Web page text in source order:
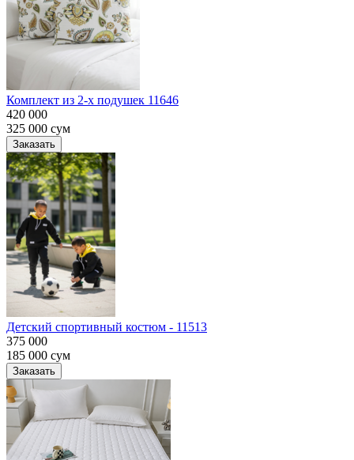
Комплект из 2-х подушек 11646
420 000
325 000 сум
Заказать
Детский спортивный костюм - 11513
375 000
185 000 сум
Заказать